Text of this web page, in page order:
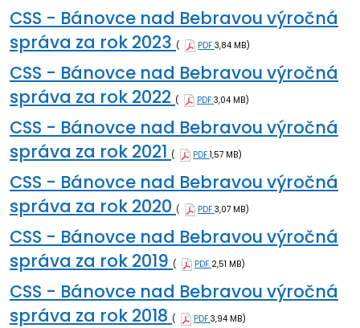
CSS - Bánovce nad Bebravou výročná
správa za rok 2023 ( PDF 3,84 MB)
CSS - Bánovce nad Bebravou výročná
správa za rok 2022 ( PDF 3,04 MB)
CSS - Bánovce nad Bebravou výročná
správa za rok 2021 ( PDF 1,57 MB)
CSS - Bánovce nad Bebravou výročná
správa za rok 2020 ( PDF 3,07 MB)
CSS - Bánovce nad Bebravou výročná
správa za rok 2019 ( PDF 2,51 MB)
CSS - Bánovce nad Bebravou výročná
správa za rok 2018 ( PDF 3,94 MB)